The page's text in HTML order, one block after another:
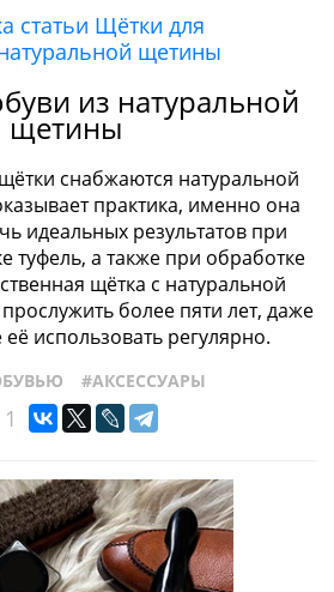
из натуральной
щетины
снабжаются натуральной
практика, именно она
идеальных результатов при
туфель, а также при обработке
щётка с натуральной
более пяти лет, даже
её использовать регулярно.
#АКСЕССУАРЫ
1